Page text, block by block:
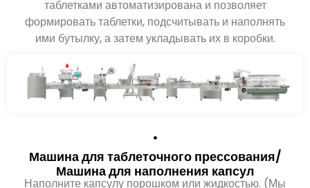
ими бутылку, а затем укладывать их в коробки.
Машина для наполнения капсул
Наполните капсулу порошком или жидкостью. (Мы
также можем заменить для вас таблеточный пресс.)